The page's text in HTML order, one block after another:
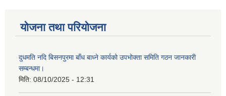
योजना तथा परियोजना
दुधमति नदि बिसनपुरमा बाँध बाध्ने कार्यको उपभोक्ता समिति गठन जानकारी
सम्बन्धमा।
मिति: 08/10/2025 - 12:31